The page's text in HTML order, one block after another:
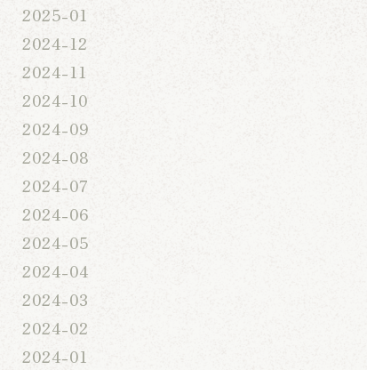
2025-01
2024-12
2024-11
2024-10
2024-09
2024-08
2024-07
2024-06
2024-05
2024-04
2024-03
2024-02
2024-01